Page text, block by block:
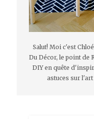
Salut! Moi c'est
Du Décor, le point de
DIY en quête
astuces sur